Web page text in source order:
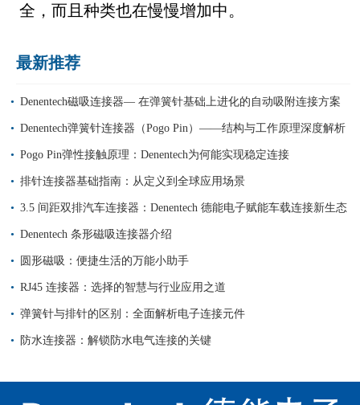
全，而且种类也在慢慢增加中。
最新推荐
Denentech磁吸连接器— 在弹簧针基础上进化的自动吸附连接方案
Denentech弹簧针连接器（Pogo Pin）——结构与工作原理深度解析
Pogo Pin弹性接触原理：Denentech为何能实现稳定连接
排针连接器基础指南：从定义到全球应用场景
3.5 间距双排汽车连接器：Denentech 德能电子赋能车载连接新生态
Denentech 条形磁吸连接器介绍
圆形磁吸：便捷生活的万能小助手
RJ45 连接器：选择的智慧与行业应用之道
弹簧针与排针的区别：全面解析电子连接元件
防水连接器：解锁防水电气连接的关键